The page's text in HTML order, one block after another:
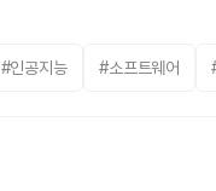
#인공지능 #소프트웨어